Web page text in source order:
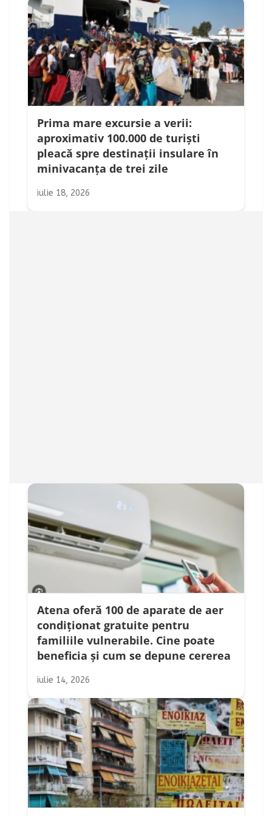
Prima mare excursie a verii:
aproximativ 100.000 de turiști
pleacă spre destinații insulare în
minivacanța de trei zile
iulie 18, 2026
Atena oferă 100 de aparate de aer
condiționat gratuite pentru
familiile vulnerabile. Cine poate
beneficia și cum se depune cererea
iulie 14, 2026